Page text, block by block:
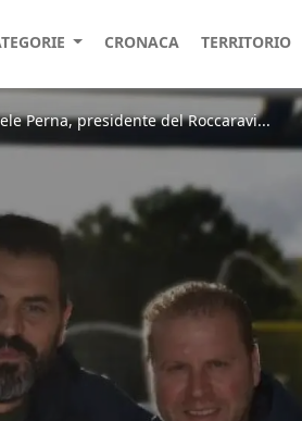
CRONACA TERRITORIO
Perna, presidente del Roccaravi...